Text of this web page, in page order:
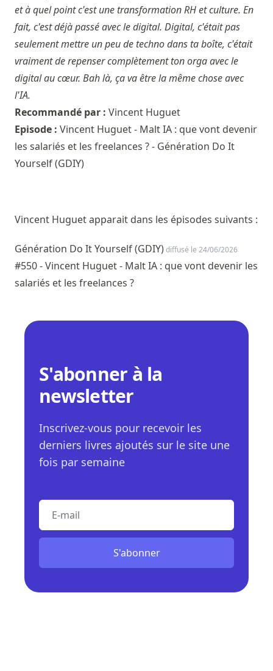
et à quel point c'est une transformation RH et culture. En
fait, c'est déjà passé avec le digital. Digital, c'était pas
seulement mettre un peu de techno dans ta boîte, c'était
vraiment de repenser complètement ton orga avec le
digital au cœur. Bah là, ça va être la même chose avec
l'IA.
Recommandé par : Vincent Huguet
Episode : Vincent Huguet - Malt IA : que vont devenir
les salariés et les freelances ? - Génération Do It
Yourself (GDIY)
Vincent Huguet apparait dans les épisodes suivants :
Génération Do It Yourself (GDIY)diffusé le 24/06/2026
#550 - Vincent Huguet - Malt IA : que vont devenir les
salariés et les freelances ?
S'abonner à la
newsletter
Inscrivez-vous pour recevoir les
derniers livres ajoutés sur le site une
fois par semaine
S'abonner